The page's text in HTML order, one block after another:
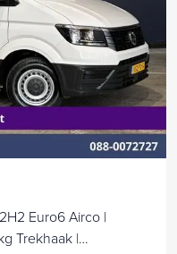
Euro6 Airco |
Trekhaak |